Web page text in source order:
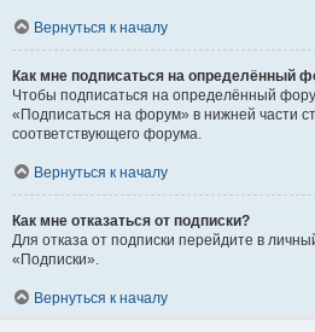
Вернуться к началу
Как мне подписаться на определённый
Чтобы подписаться на определённый
«Подписаться на форум» в нижней части
соответствующего форума.
Вернуться к началу
Как мне отказаться от подписки?
Для отказа от подписки перейдите в
«Подписки».
Вернуться к началу